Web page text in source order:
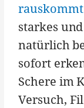
rauskommt
starkes
natürlich
sofort
Schere im
Versuch,